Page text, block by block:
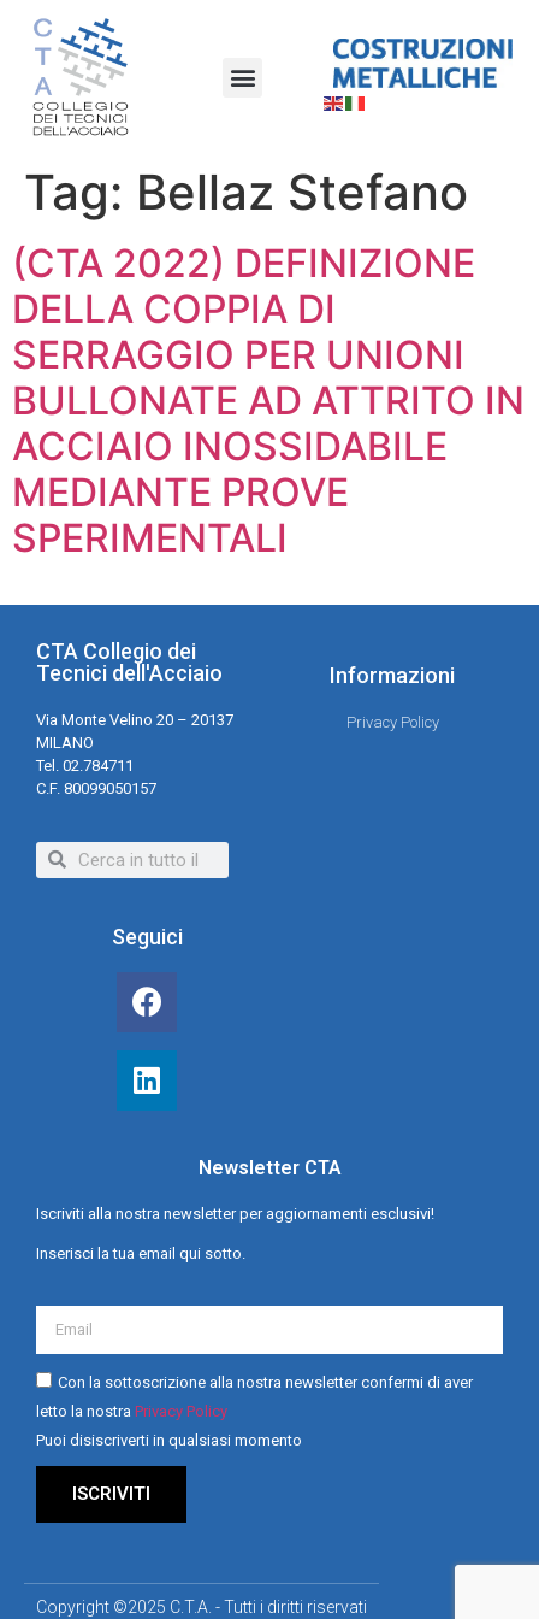
Tag: Bellaz Stefano
(CTA 2022) DEFINIZIONE
DELLA COPPIA DI
SERRAGGIO PER UNIONI
BULLONATE AD ATTRITO IN
ACCIAIO INOSSIDABILE
MEDIANTE PROVE
SPERIMENTALI
CTA Collegio dei
Tecnici dell'Acciaio
Via Monte Velino 20 – 20137
MILANO
Tel. 02.784711
C.F. 80099050157
Informazioni
Privacy Policy
Seguici
Newsletter CTA
Iscriviti alla nostra newsletter per aggiornamenti esclusivi!
Inserisci la tua email qui sotto.
Con la sottoscrizione alla nostra newsletter confermi di aver
letto la nostra Privacy Policy
Puoi disiscriverti in qualsiasi momento
ISCRIVITI
Copyright ©2025 C.T.A. - Tutti i diritti riservati